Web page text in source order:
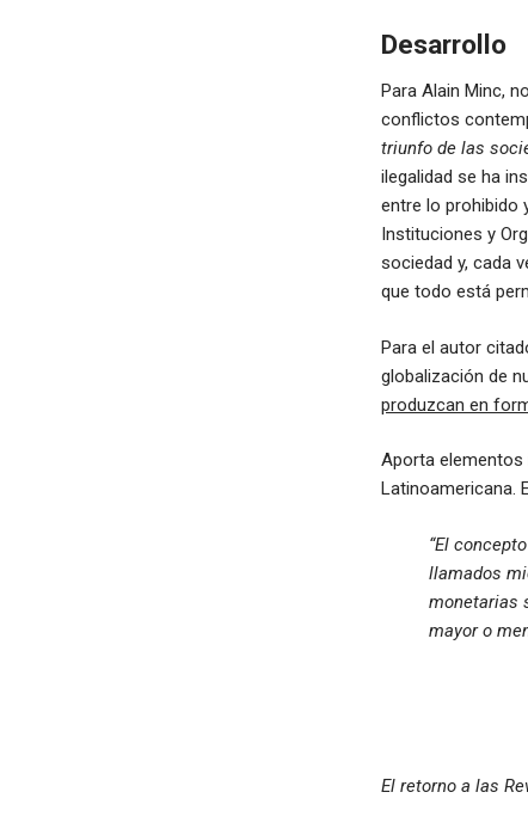
Desarrollo
Para Alain Minc,
conflictos
triunfo de las
ilegalidad se ha
entre lo prohibido
Instituciones y
sociedad y, cada
que todo está
Para el autor
globalización de
produzcan en
Aporta elementos
Latinoamericana.
“El
llamados
monetarias
mayor o
El retorno a las